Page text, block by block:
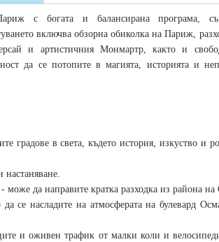
с богата и балансирана програма,
включва обзорна обиколка на Париж,
и артистичния Монмартр, както и
да се потопите в магията, историята и
в света, където история, изкуство и
настаняване.
може да направите кратка разходка из района
се насладите на атмосферата на булевард
и оживен трафик от малки коли и